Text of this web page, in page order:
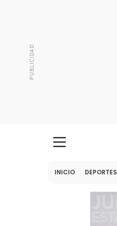
INICIO DEPORTES